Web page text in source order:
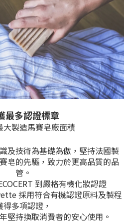
最多認證標章
大製造馬賽皂廠面積
及技術為基礎為傲，堅持法國製
皂的先驅，致力於更高品質的品
管。
到嚴格有機化妝認證
採用符合有機認證原料及製程
得多項認證，
堅持換取消費者的安心使用。